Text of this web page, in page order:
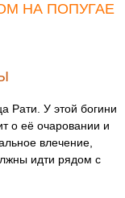
НА ПОПУГАЕ
Рати. У этой богини
о её очаровании и
влечение,
идти рядом с